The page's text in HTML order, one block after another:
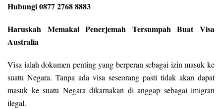
Hubungi 0877 2768 8883
Haruskah Memakai Penerjemah Tersumpah Buat Visa
Australia
Visa ialah dokumen penting yang berperan sebagai izin masuk ke
suatu Negara. Tanpa ada visa seseorang pasti tidak akan dapat
masuk ke suatu Negara dikarnakan di anggap sebagai imigran
ilegal.